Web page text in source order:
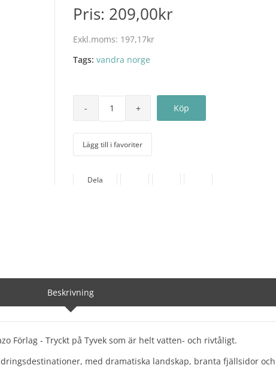
Pris: 209,00kr
Exkl.moms: 197,17kr
Tags: vandra norge
Lägg till i favoriter
Dela
Beskrivning
Förlag - Tryckt på Tyvek som är helt vatten- och rivtåligt.
med dramatiska landskap, branta fjällsidor